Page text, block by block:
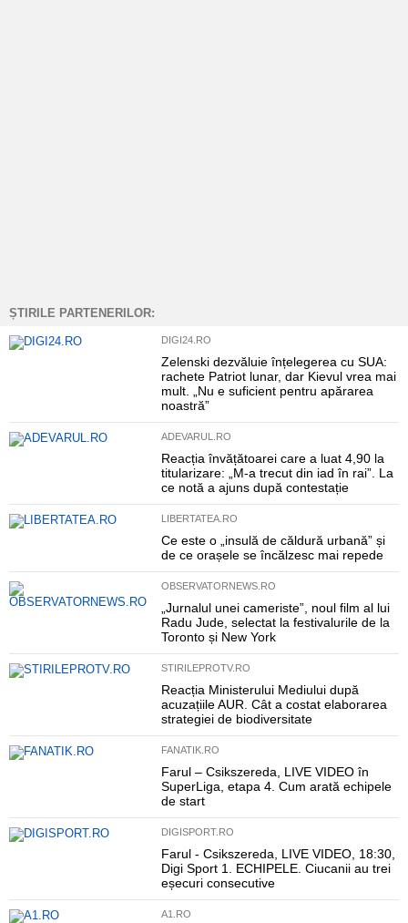
ȘTIRILE PARTENERILOR:
DIGI24.RO
Zelenski dezvăluie înțelegerea cu SUA:
rachete Patriot lunar, dar Kievul vrea mai
mult. „Nu e suficient pentru apărarea
noastră”
ADEVARUL.RO
Reacția învățătoarei care a luat 4,90 la
titularizare: „M-a trecut din iad în rai”. La
ce notă a ajuns după contestație
LIBERTATEA.RO
Ce este o „insulă de căldură urbană” și
de ce orașele se încălzesc mai repede
OBSERVATORNEWS.RO
„Jurnalul unei cameriste”, noul film al lui
Radu Jude, selectat la festivalurile de la
Toronto și New York
STIRILEPROTV.RO
Reacția Ministerului Mediului după
acuzațiile AUR. Cât a costat elaborarea
strategiei de biodiversitate
FANATIK.RO
Farul – Csikszereda, LIVE VIDEO în
SuperLiga, etapa 4. Cum arată echipele
de start
DIGISPORT.RO
Farul - Csikszereda, LIVE VIDEO, 18:30,
Digi Sport 1. ECHIPELE. Ciucanii au trei
eșecuri consecutive
A1.RO